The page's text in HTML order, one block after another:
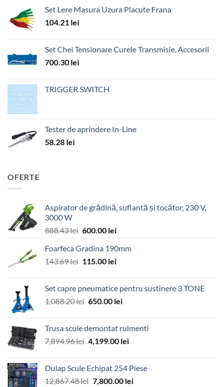
Set Lere Masura Uzura Placute Frana
104.21 lei
Set Chei Tensionare Curele Transmisie, Accesorii
700.30 lei
TRIGGER SWITCH
Tester de aprindere In-Line
58.28 lei
OFERTE
Aspirator de grădină, suflantă și tocător, 230 V,
3000 W
888.43lei Prețul
a
fost:
600.00 leiPrețul
este:
600.00 lei.
Foarfeca Gradina 190mm
143.69lei Prețul
fost:
143.69 lei.
115.00 leiPrețul
115.00 lei.
Set capre pneumatice pentru sustinere 3 TONE
1,088.20lei Prețul
fost:
1,088.20 lei.
650.00 leiPrețul
650.00 lei.
Trusa scule demontat rulmenti
7,894.96lei Prețul
fost:
7,894.96 lei.
4,199.00 leiPrețul
4,199.00 lei.
Dulap Scule Echipat 254 Piese
12,867.48lei Prețul
7,800.00 leiPrețul